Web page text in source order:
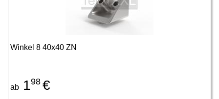
Winkel 8 40x40 ZN
ab 198 €